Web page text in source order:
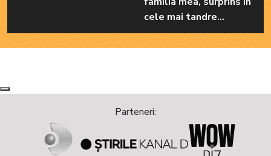
cele mai tandre
ipostaze! Ele sunt
marile sale iubiri
Next
Previous
Parteneri: